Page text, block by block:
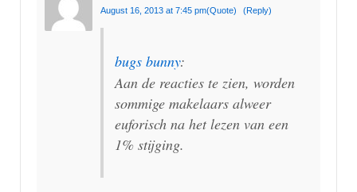
August 16, 2013 at 7:45 pm(Quote) (Reply)
bugs bunny:
Aan de reacties te zien, worden
sommige makelaars alweer
euforisch na het lezen van een
1% stijging.